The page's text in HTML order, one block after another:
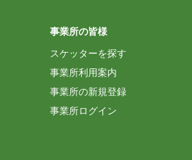
事業所の皆様
スケッターを探す
事業所利用案内
事業所の新規登録
事業所ログイン